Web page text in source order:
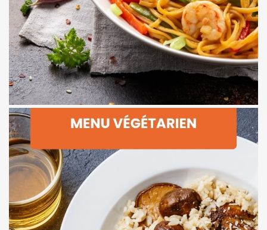
Menu Thaï
Entrée : Velouté de courge, crumble salé aux graines
Plat : Lasagne de légumes racines, coulis d’herbes fraîches
Dessert : Mousse au chocolat vegan, noisette grillée